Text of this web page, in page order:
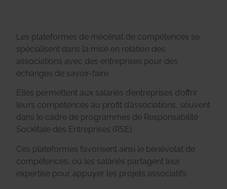
Les plateformes de mécénat de compétences se
spécialisent dans la mise en relation des
associations avec des entreprises pour des
échanges de savoir-faire.
Elles permettent aux salariés d’entreprises d’offrir
leurs compétences au profit d’associations, souvent
dans le cadre de programmes de Responsabilité
Sociétale des Entreprises (RSE).
Ces plateformes favorisent ainsi le bénévolat de
compétences, où les salariés partagent leur
expertise pour appuyer les projets associatifs.